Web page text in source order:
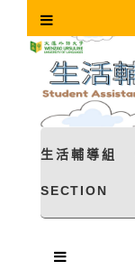
生活輔導組
SECTION